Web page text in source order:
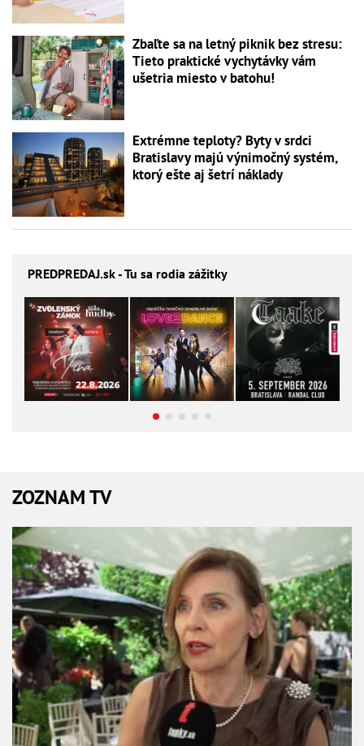
Zbaľte sa na letný piknik bez stresu:
Tieto praktické vychytávky vám
ušetria miesto v batohu!
Extrémne teploty? Byty v srdci
Bratislavy majú výnimočný systém,
ktorý ešte aj šetrí náklady
PREDPREDAJ.sk - Tu sa rodia zážitky
ZOZNAM TV